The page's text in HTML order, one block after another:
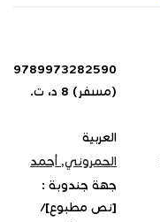
9789973282590
(مسفر) 8 د، ت.
العربية
الحمروني, أحمد‏
جهة جندوبة :
[نص مطبوع]/